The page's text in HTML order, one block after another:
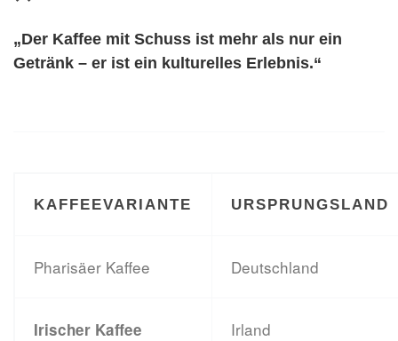
„Der Kaffee mit Schuss ist mehr als nur ein
Getränk – er ist ein kulturelles Erlebnis.“
KAFFEEVARIANTE URSPRUNGSLAND
Pharisäer Kaffee Deutschland
Irischer Kaffee Irland